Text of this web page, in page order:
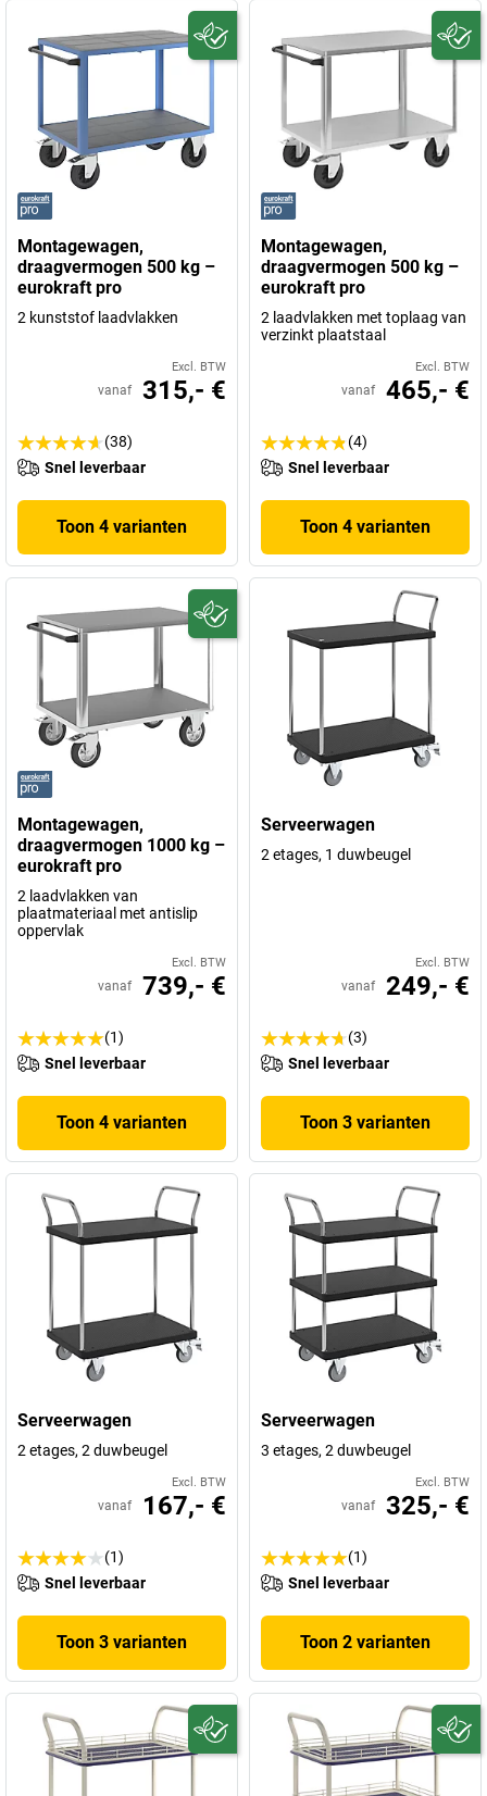
Montagewagen,
draagvermogen 500 kg –
eurokraft pro
2 kunststof laadvlakken
Excl. BTW
vanaf 315,- €
(38)
Snel leverbaar
Toon 4 varianten
Montagewagen,
draagvermogen 500 kg –
eurokraft pro
2 laadvlakken met toplaag van
verzinkt plaatstaal
Excl. BTW
vanaf 465,- €
(4)
Snel leverbaar
Toon 4 varianten
Montagewagen,
draagvermogen 1000 kg –
eurokraft pro
2 laadvlakken van
plaatmateriaal met antislip
oppervlak
Excl. BTW
vanaf 739,- €
(1)
Snel leverbaar
Toon 4 varianten
Serveerwagen
2 etages, 1 duwbeugel
Excl. BTW
vanaf 249,- €
(3)
Snel leverbaar
Toon 3 varianten
Serveerwagen
2 etages, 2 duwbeugel
Excl. BTW
vanaf 167,- €
(1)
Snel leverbaar
Toon 3 varianten
Serveerwagen
3 etages, 2 duwbeugel
Excl. BTW
vanaf 325,- €
(1)
Snel leverbaar
Toon 2 varianten